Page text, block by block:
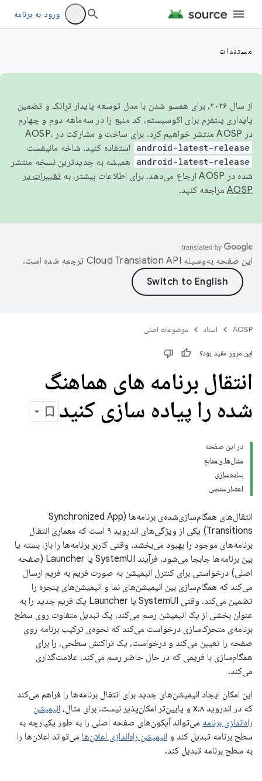
ورود به برنامه
مستندات
از سال ۲۰۲۶، برای همسو شدن با مدل توسعه پایدار ترانک و تضمین
پایداری پلتفرم برای اکوسیستم، کد منبع را در سه‌ماهه دوم و چهارم
در AOSP منتشر خواهیم کرد. برای ساخت و مشارکت در AOSP،
android-latest-release استفاده کنید. شاخه مانیفست
android-latest-release
همیشه به جدیدترین نسخه منتشر
شده در AOSP ارجاع می‌دهد. برای اطلاعات بیشتر، به
تغییرات در
AOSP مراجعه کنید.
این صفحه به‌وسیله ترجمه شده است.
AOSP اسناد موضوعات اصلی
این مرور مفید بود؟
انتقال برنامه های هماهنگ
شده را پیاده سازی کنید
در این صفحه
مثال‌ها و منابع
پیاده‌سازی
اعتبارسنجی
انتقال‌های همگام‌سازی‌شده‌ی برنامه‌ها (Synchronized App
Transitions) یکی از ویژگی‌های اندروید ۹ است که معماری انتقال
برنامه‌های موجود را بهبود می‌بخشد. وقتی کاربر برنامه‌ها را باز، بسته یا
بین برنامه‌ها جابجا می‌شود، فرآیند SystemUI یا Launcher (صفحه
اصلی) درخواستی برای کنترل انیمیشن به صورت فریم به فریم ارسال
می‌کند که همگام‌سازی بین انیمیشن‌های نما و انیمیشن‌های پنجره را
تضمین می‌کند. وقتی SystemUI یا Launcher یک فریم جدید را به
عنوان بخشی از یک انیمیشن رسم می‌کند، یک تبدیل متفاوت روی سطح
برنامه‌ی متحرک‌سازی درخواست می‌کند که نحوه‌ی ترکیب برنامه روی
صفحه را تعیین می‌کند و درخواست، یک تراکنش سطحی، را برای
همگام‌سازی با فریمی که در حال حاضر رسم می‌کند، علامت‌گذاری
می‌کند.
این امکان ایجاد انیمیشن‌های جدید برای انتقال برنامه‌ها را فراهم می‌کند
که در اندروید ۸.x و پایین‌تر امکان‌پذیر نیست. برای مثال،
انیمیشن
راه‌اندازی برنامه می‌تواند آیکون‌های صفحه اصلی را به طور یکپارچه به
سطح برنامه تبدیل کند و انیمیشن راه‌اندازی اعلان‌ها می‌تواند اعلان‌ها را
به سطح برنامه تبدیل کند.